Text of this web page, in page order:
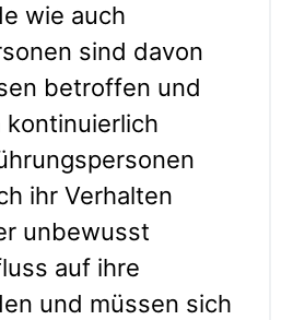
wie auch
sind davon
betroffen und
kontinuierlich
ihr Verhalten
unbewusst
auf ihre
und müssen sich